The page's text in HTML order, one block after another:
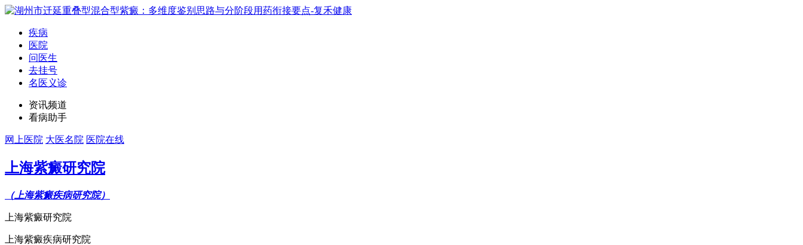
疾病
医院
问医生
去挂号
名医义诊
资讯频道
看病助手
网上医院 大医名院 医院在线
上海紫癜研究院
（上海紫癜疾病研究院）
上海紫癜研究院
上海紫癜疾病研究院